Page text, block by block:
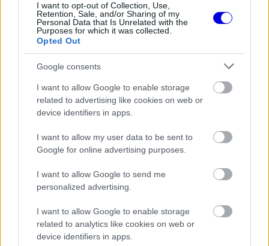
I want to opt-out of Collection, Use,
Retention, Sale, and/or Sharing of my
Personal Data that Is Unrelated with the
Purposes for which it was collected.
Opted Out
Google consents
I want to allow Google to enable storage
related to advertising like cookies on web or
device identifiers in apps.
I want to allow my user data to be sent to
Google for online advertising purposes.
I want to allow Google to send me
personalized advertising.
I want to allow Google to enable storage
related to analytics like cookies on web or
device identifiers in apps.
EZEKET IS AJÁNLJUK
beszélhet a távozásáról Helmut
A B-konstrukció csak a kezdet
volt, agresszív fejlesztési rohamot
FORMA-1
Bankot robbanthat a Ferrari Max
Verstappen megszerzéséért